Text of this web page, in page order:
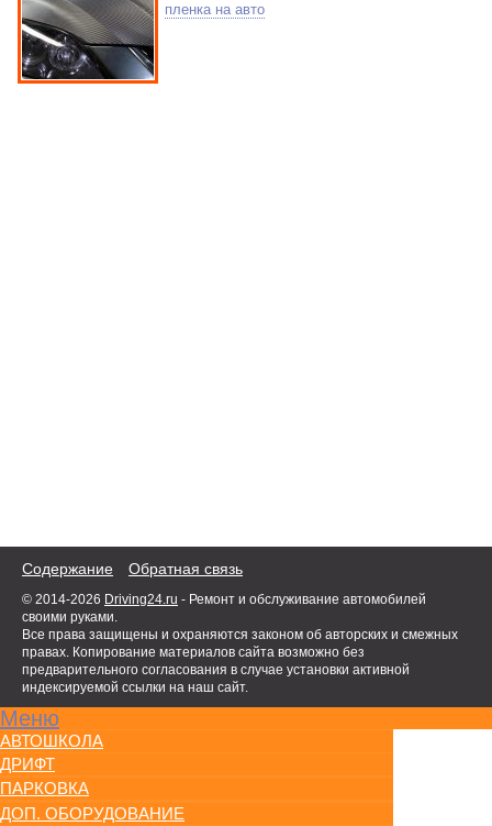
пленка на авто
Содержание Обратная связь
© 2014-2026 Driving24.ru - Ремонт и обслуживание автомобилей
своими руками.
Все права защищены и охраняются законом об авторских и смежных
правах. Копирование материалов сайта возможно без
предварительного согласования в случае установки активной
индексируемой ссылки на наш сайт.
Меню
АВТОШКОЛА
ДРИФТ
ПАРКОВКА
ДОП. ОБОРУДОВАНИЕ